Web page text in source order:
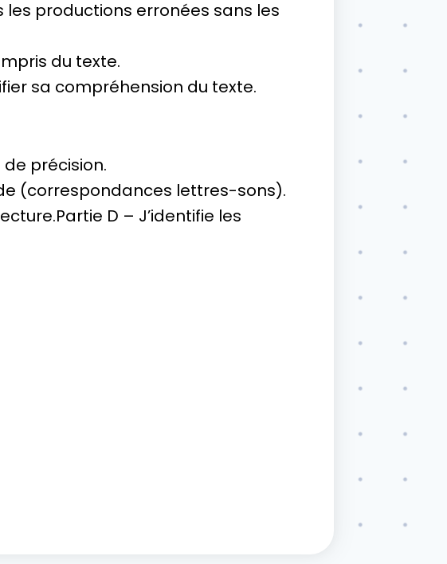
les productions erronées sans les
du texte.
sa compréhension du texte.
de précision.
(correspondances lettres-sons).
D – J’identifie les